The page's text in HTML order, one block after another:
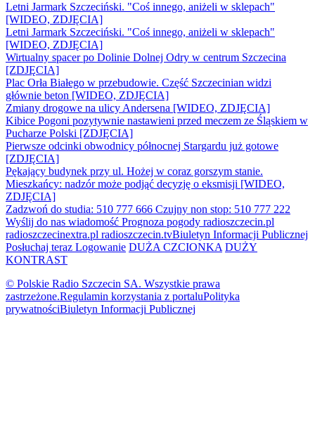
Letni Jarmark Szczeciński. "Coś innego, aniżeli w sklepach"
[WIDEO, ZDJĘCIA]
Letni Jarmark Szczeciński. "Coś innego, aniżeli w sklepach"
[WIDEO, ZDJĘCIA]
Wirtualny spacer po Dolinie Dolnej Odry w centrum Szczecina
[ZDJĘCIA]
Plac Orła Białego w przebudowie. Część Szczecinian widzi
głównie beton [WIDEO, ZDJĘCIA]
Zmiany drogowe na ulicy Andersena [WIDEO, ZDJĘCIA]
Kibice Pogoni pozytywnie nastawieni przed meczem ze Śląskiem w
Pucharze Polski [ZDJĘCIA]
Pierwsze odcinki obwodnicy północnej Stargardu już gotowe
[ZDJĘCIA]
Pękający budynek przy ul. Hożej w coraz gorszym stanie.
Mieszkańcy: nadzór może podjąć decyzję o eksmisji [WIDEO,
ZDJĘCIA]
Zadzwoń do studia: 510 777 666 Czujny non stop: 510 777 222
Wyślij do nas wiadomość Prognoza pogody radioszczecin.pl
radioszczecinextra.pl radioszczecin.tvBiuletyn Informacji Publicznej
Posłuchaj teraz Logowanie DUŻA CZCIONKA DUŻY
KONTRAST
© Polskie Radio Szczecin SA. Wszystkie prawa
zastrzeżone.Regulamin korzystania z portaluPolityka
prywatnościBiuletyn Informacji Publicznej